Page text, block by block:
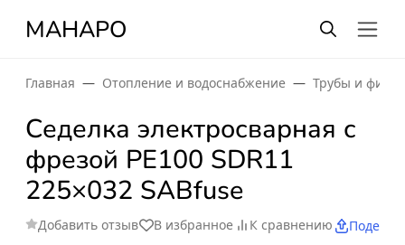
МАНАРО
Главная Отопление и водоснабжение Трубы и
Седелка электросварная с
фрезой PE100 SDR11
225×032 SABfuse
Добавить отзыв В избранное К сравнению